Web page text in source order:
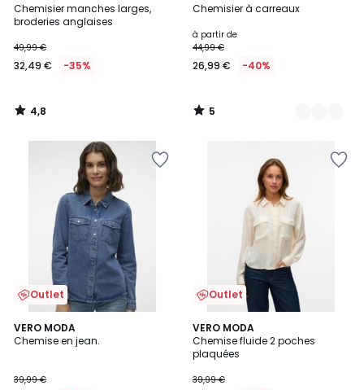
Chemisier manches larges,
broderies anglaises
49,99 €
32,49 € -35%
/ 5
4,8
/
Chemisier à carreaux
à partir de
44,99 €
26,99 € -40%
/
Couleurs
5
/
Outlet
VERO MODA
Chemise en jean.
39,99 €
3,4
/ 5
2
Couleurs
Outlet
VERO MODA
Chemise fluide 2 poches
plaquées
39,99 €
1
/
5
2
Couleurs